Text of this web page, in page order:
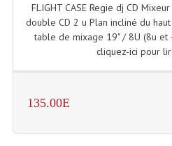
Microphones
Microphones
Micros De
FLIGHT CASE Regie dj CD
double CD 2 u Plan incliné du
table de mixage 19" / 8U (8u et
cliquez-ici pour
135.00E